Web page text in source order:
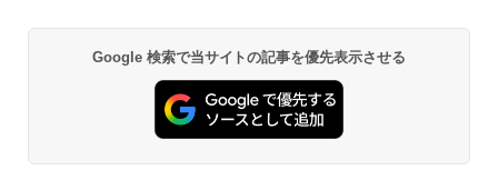
Google 検索で当サイトの記事を優先表示させる